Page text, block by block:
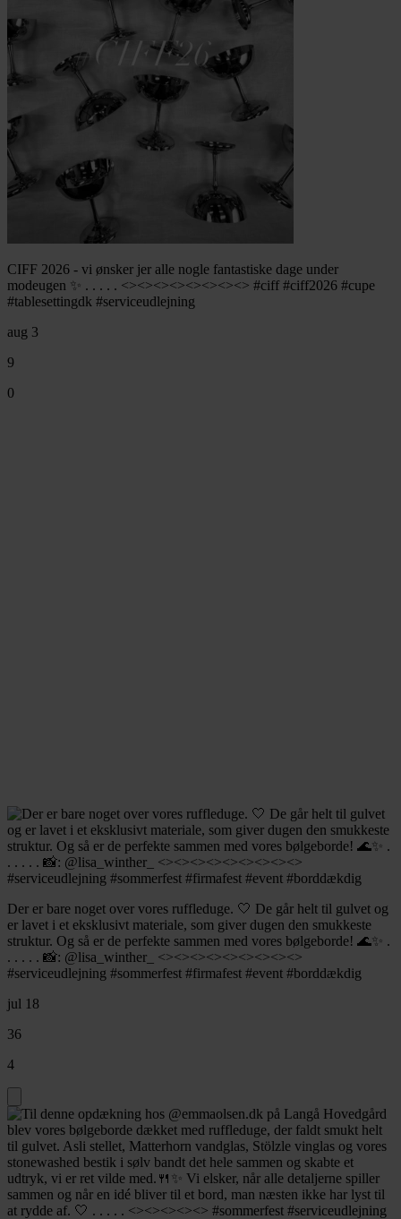
CIFF 2026 - vi ønsker jer alle nogle fantastiske dage under
modeugen ✨ . . . . . <><><><><><><><> #ciff #ciff2026 #cupe
#tablesettingdk #serviceudlejning
aug 3
9
0
Der er bare noget over vores ruffleduge. 🤍 De går helt til gulvet og
er lavet i et eksklusivt materiale, som giver dugen den smukkeste
struktur. Og så er de perfekte sammen med vores bølgeborde! 🌊✨ .
. . . . . 📸: @lisa_winther_ <><><><><><><><><>
#serviceudlejning #sommerfest #firmafest #event #borddækdig
jul 18
36
4